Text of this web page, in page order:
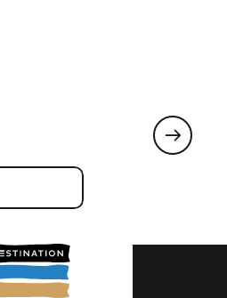
Tips & Wandelinfo